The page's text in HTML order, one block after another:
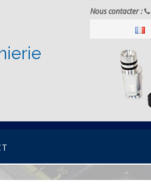
Nous contacter :